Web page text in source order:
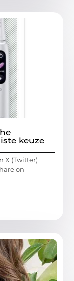
keuze
X (Twitter)
on